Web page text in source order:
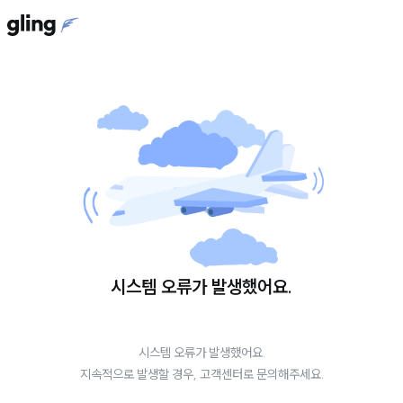
시스템 오류가 발생했어요.
시스템 오류가 발생했어요.
지속적으로 발생할 경우, 고객센터로 문의해주세요.